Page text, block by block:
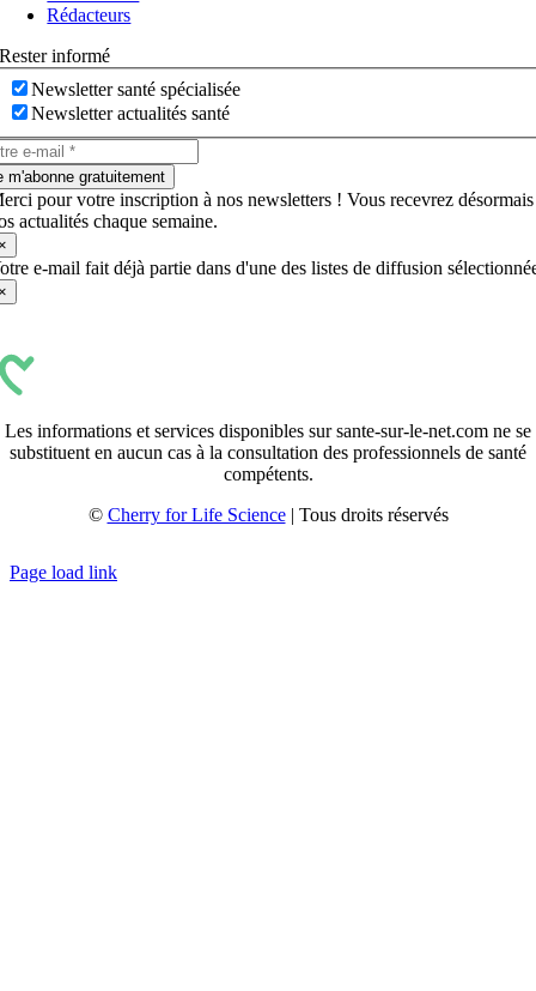
Rédacteurs
Rester informé
Newsletter santé spécialisée
Newsletter actualités santé
m'abonne gratuitement
pour votre inscription à nos newsletters ! Vous recevrez désormais
actualités chaque semaine.
e-mail fait déjà partie dans d'une des listes de diffusion
Les informations et services disponibles sur sante-sur-le-net.com ne se
substituent en aucun cas à la consultation des professionnels de santé
compétents.
© Cherry for Life Science| Tous droits réservés
Page load link